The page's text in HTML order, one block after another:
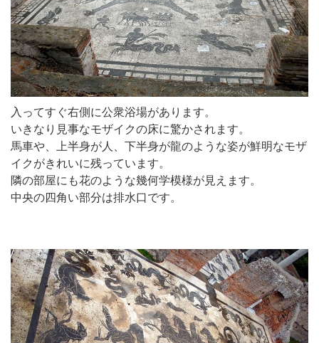
入ってすぐ右側に公衆浴場があります。
いきなり見事なモザイクの床に驚かされます。
馬車や、上半身が人、下半身が龍のような姿が鮮明なモザ
イクがきれいに残っています。
隣の部屋にも花のような幾何学模様が見えます。
中央の四角い部分は排水口です。